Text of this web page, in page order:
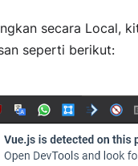
secara Local,
seperti berikut: